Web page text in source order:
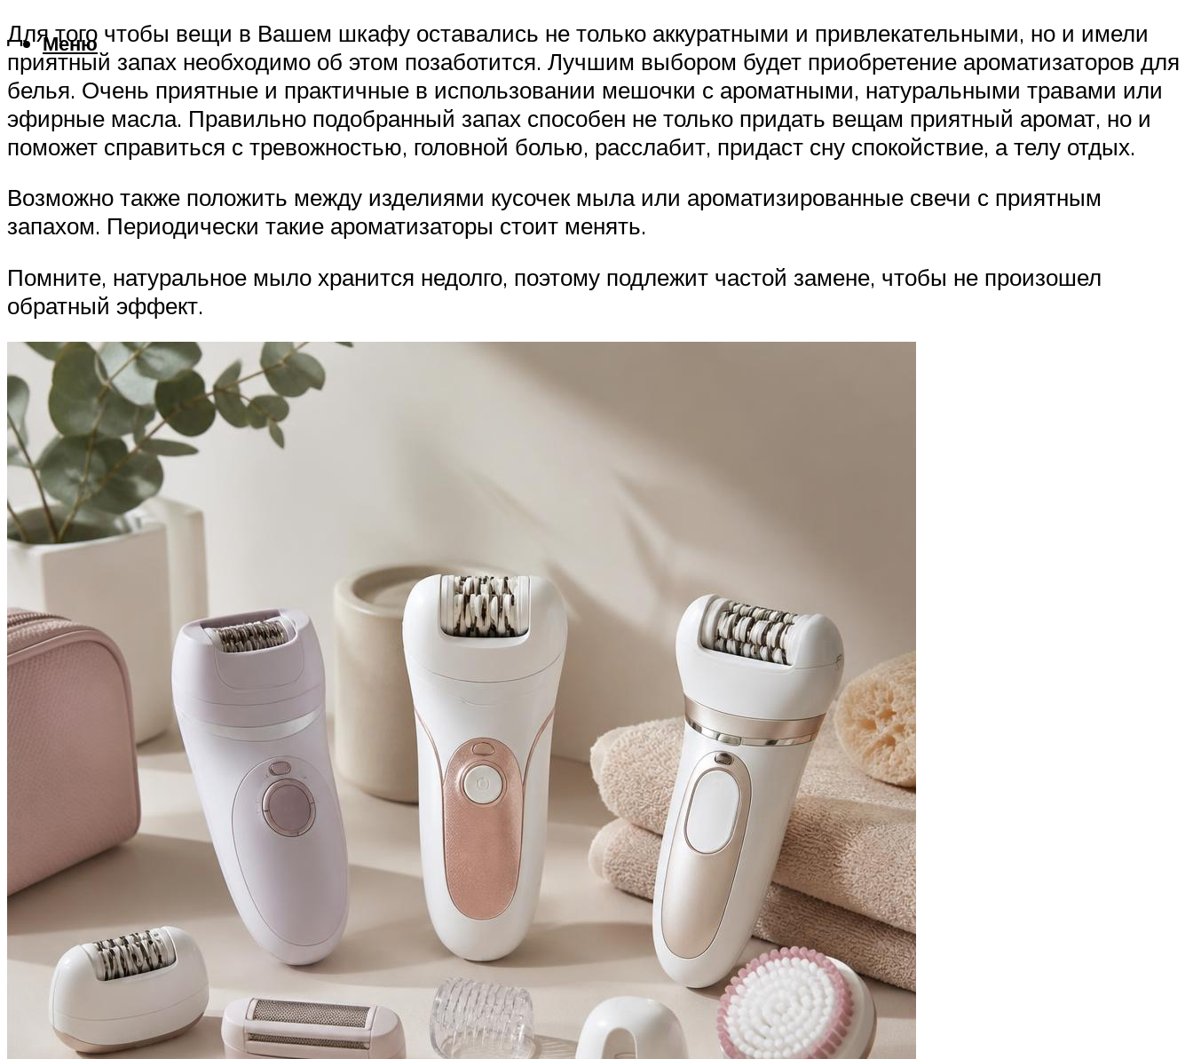
Меню
Для того чтобы вещи в Вашем шкафу оставались не только аккуратными и привлекательными, но и имели
приятный запах необходимо об этом позаботится. Лучшим выбором будет приобретение ароматизаторов для
белья. Очень приятные и практичные в использовании мешочки с ароматными, натуральными травами или
эфирные масла. Правильно подобранный запах способен не только придать вещам приятный аромат, но и
поможет справиться с тревожностью, головной болью, расслабит, придаст сну спокойствие, а телу отдых.
Возможно также положить между изделиями кусочек мыла или ароматизированные свечи с приятным
запахом. Периодически такие ароматизаторы стоит менять.
Помните, натуральное мыло хранится недолго, поэтому подлежит частой замене, чтобы не произошел
обратный эффект.